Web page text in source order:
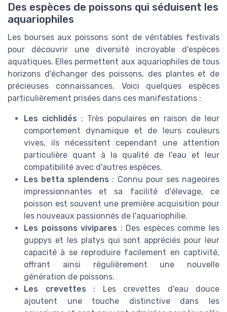
Des espèces de poissons qui séduisent les
aquariophiles
Les bourses aux poissons sont de véritables festivals
pour découvrir une diversité incroyable d'espèces
aquatiques. Elles permettent aux aquariophiles de tous
horizons d'échanger des poissons, des plantes et de
précieuses connaissances. Voici quelques espèces
particulièrement prisées dans ces manifestations :
Les cichlidés : Très populaires en raison de leur
comportement dynamique et de leurs couleurs
vives, ils nécessitent cependant une attention
particulière quant à la qualité de l'eau et leur
compatibilité avec d'autres espèces.
Les betta splendens : Connu pour ses nageoires
impressionnantes et sa facilité d'élevage, ce
poisson est souvent une première acquisition pour
les nouveaux passionnés de l'aquariophilie.
Les poissons vivipares : Des espèces comme les
guppys et les platys qui sont appréciés pour leur
capacité à se reproduire facilement en captivité,
offrant ainsi régulièrement une nouvelle
génération de poissons.
Les crevettes : Les crevettes d'eau douce
ajoutent une touche distinctive dans les